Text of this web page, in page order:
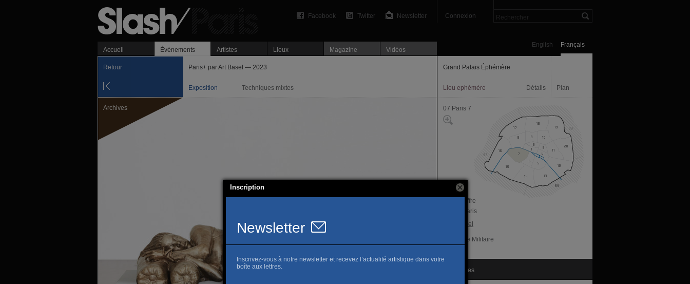
Connexion
Newsletter
Twitter
Facebook
Français
English
Accueil Événements Artistes Lieux Magazine Vidéos
Retour Paris+ par Art Basel — 2023
Exposition Techniques mixtes
Archives
Grand Palais Éphémère
Lieu ephémère Détails Plan
07 Paris 7
Place Joffre
75007 Paris
Site officiel
École Militaire
Les artistes
Inscription